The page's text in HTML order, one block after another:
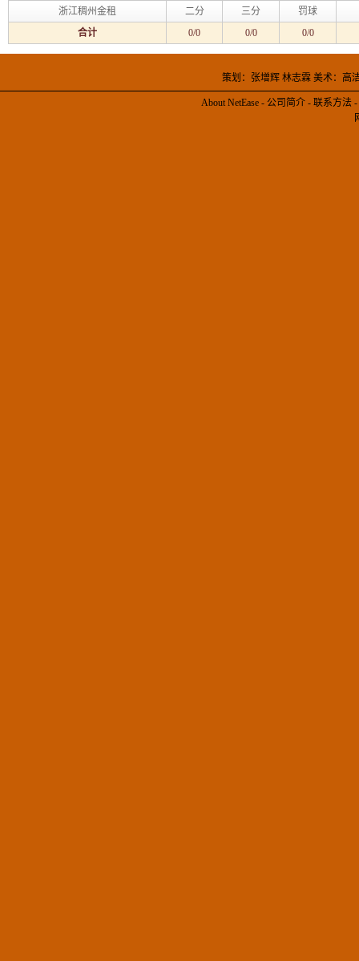
浙江稠州金租 二分 三分
罚球
合计
0/0 0/0 0/0
策划：张增辉 林志霖 美术：
About NetEase - 公司简介 - 联系方法 -